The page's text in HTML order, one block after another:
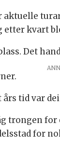
kvart
Det
tid var
trongen
for